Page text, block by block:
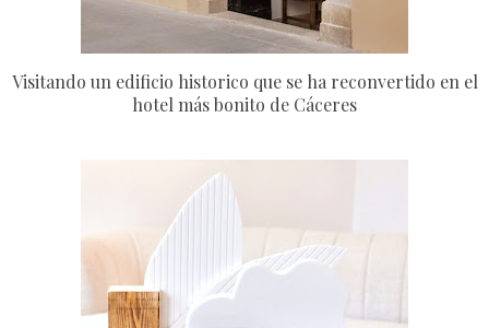
Visitando un edificio historico que se ha reconvertido en el
hotel más bonito de Cáceres